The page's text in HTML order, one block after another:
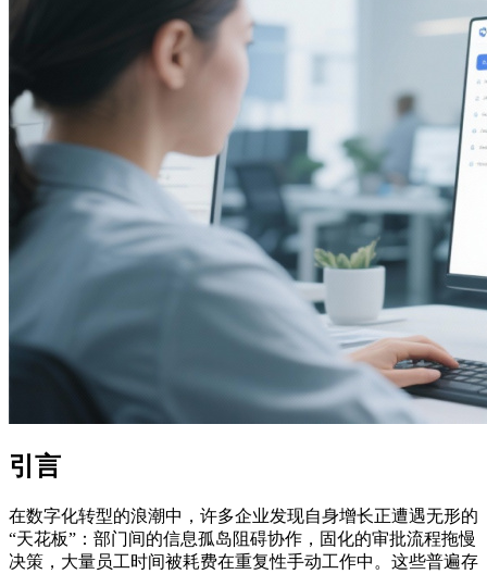
引言
在数字化转型的浪潮中，许多企业发现自身增长正遭遇无形的
“天花板”：部门间的信息孤岛阻碍协作，固化的审批流程拖慢
决策，大量员工时间被耗费在重复性手动工作中。这些普遍存